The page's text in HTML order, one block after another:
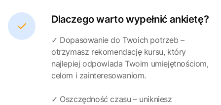
Dlaczego warto wypełnić ankietę?
✓ Dopasowanie do Twoich potrzeb –
otrzymasz rekomendację kursu, który
najlepiej odpowiada Twoim umiejętnościom,
celom i zainteresowaniom.
✓ Oszczędność czasu – unikniesz